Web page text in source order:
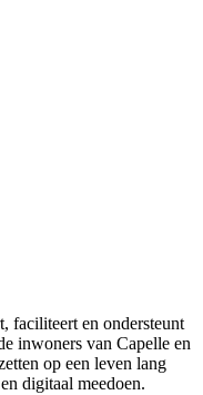
faciliteert en ondersteunt
inwoners van Capelle en
op een leven lang
digitaal meedoen.